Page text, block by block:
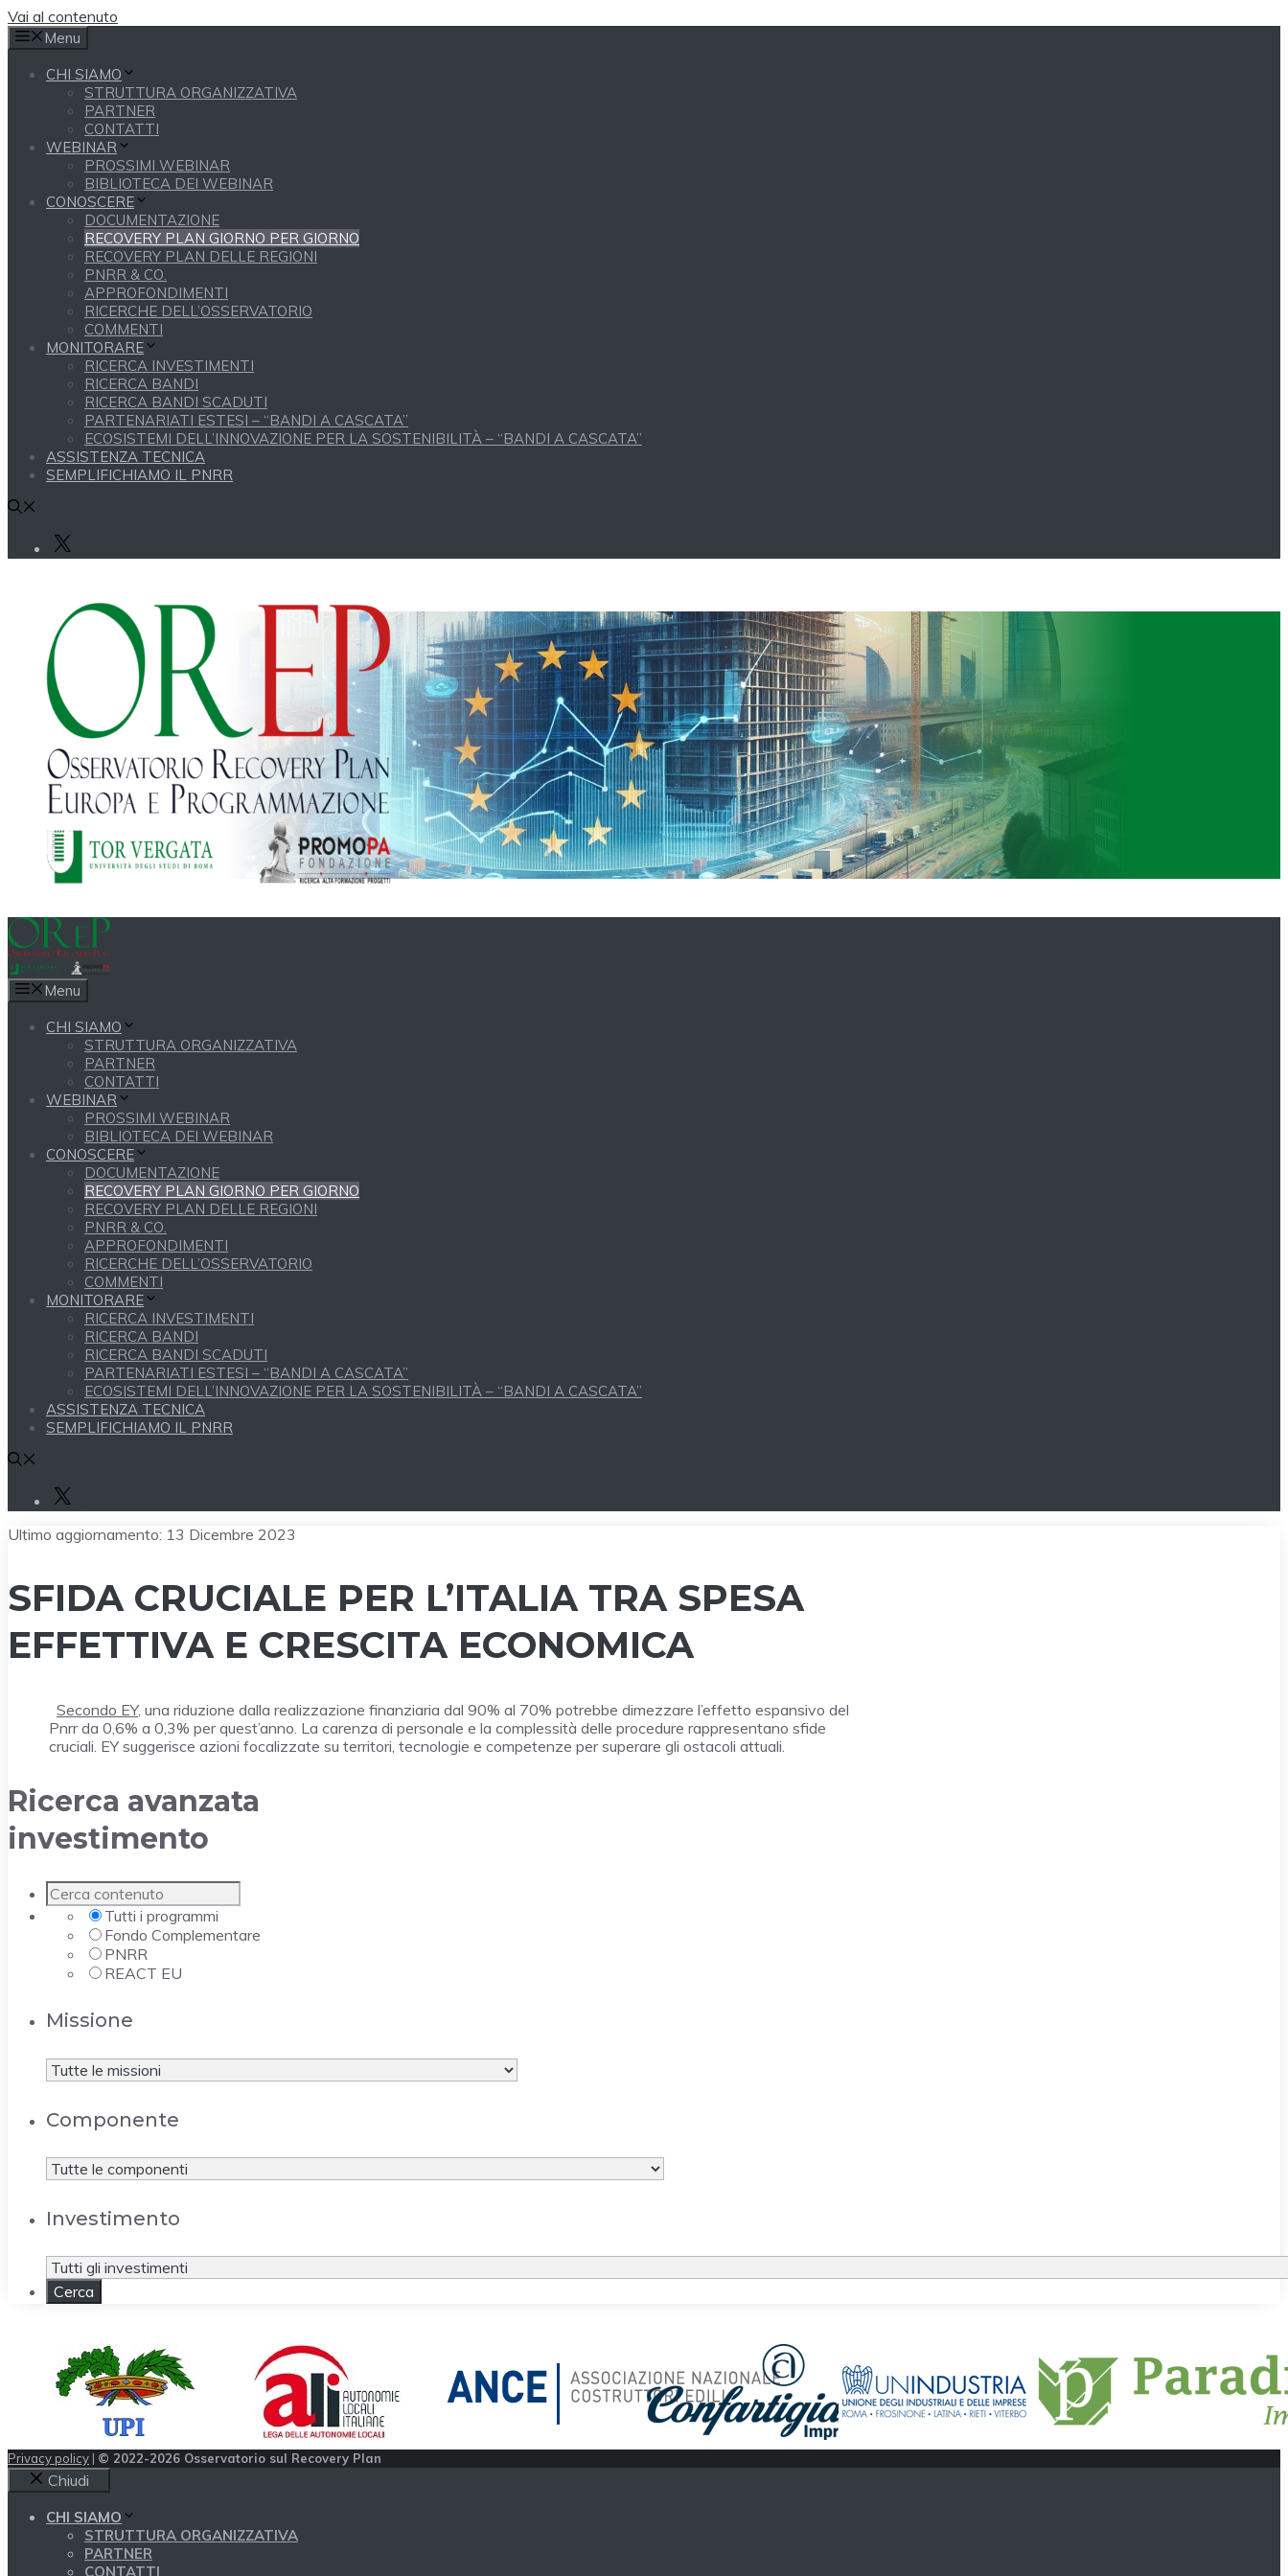
Vai al contenuto
Menu
CHI SIAMO
STRUTTURA ORGANIZZATIVA
PARTNER
CONTATTI
WEBINAR
PROSSIMI WEBINAR
BIBLIOTECA DEI WEBINAR
CONOSCERE
DOCUMENTAZIONE
RECOVERY PLAN GIORNO PER GIORNO
RECOVERY PLAN DELLE REGIONI
PNRR & CO.
APPROFONDIMENTI
RICERCHE DELL’OSSERVATORIO
COMMENTI
MONITORARE
RICERCA INVESTIMENTI
RICERCA BANDI
RICERCA BANDI SCADUTI
PARTENARIATI ESTESI – “BANDI A CASCATA”
ECOSISTEMI DELL’INNOVAZIONE PER LA SOSTENIBILITÀ – “BANDI A CASCATA”
ASSISTENZA TECNICA
SEMPLIFICHIAMO IL PNRR
Menu
CHI SIAMO
STRUTTURA ORGANIZZATIVA
PARTNER
CONTATTI
WEBINAR
PROSSIMI WEBINAR
BIBLIOTECA DEI WEBINAR
CONOSCERE
DOCUMENTAZIONE
RECOVERY PLAN GIORNO PER GIORNO
RECOVERY PLAN DELLE REGIONI
PNRR & CO.
APPROFONDIMENTI
RICERCHE DELL’OSSERVATORIO
COMMENTI
MONITORARE
RICERCA INVESTIMENTI
RICERCA BANDI
RICERCA BANDI SCADUTI
PARTENARIATI ESTESI – “BANDI A CASCATA”
ECOSISTEMI DELL’INNOVAZIONE PER LA SOSTENIBILITÀ – “BANDI A CASCATA”
ASSISTENZA TECNICA
SEMPLIFICHIAMO IL PNRR
Ultimo aggiornamento: 13 Dicembre 2023
SFIDA CRUCIALE PER L’ITALIA TRA SPESA
EFFETTIVA E CRESCITA ECONOMICA
Secondo EY, una riduzione dalla realizzazione finanziaria dal 90% al 70% potrebbe dimezzare l’effetto espansivo del
Pnrr da 0,6% a 0,3% per quest’anno. La carenza di personale e la complessità delle procedure rappresentano sfide
cruciali. EY suggerisce azioni focalizzate su territori, tecnologie e competenze per superare gli ostacoli attuali.
Ricerca avanzata
investimento
Tutti i programmi
Fondo Complementare
PNRR
REACT EU
Missione
Componente
Investimento
Privacy policy | © 2022-2026 Osservatorio sul Recovery Plan
Chiudi
CHI SIAMO
STRUTTURA ORGANIZZATIVA
PARTNER
CONTATTI